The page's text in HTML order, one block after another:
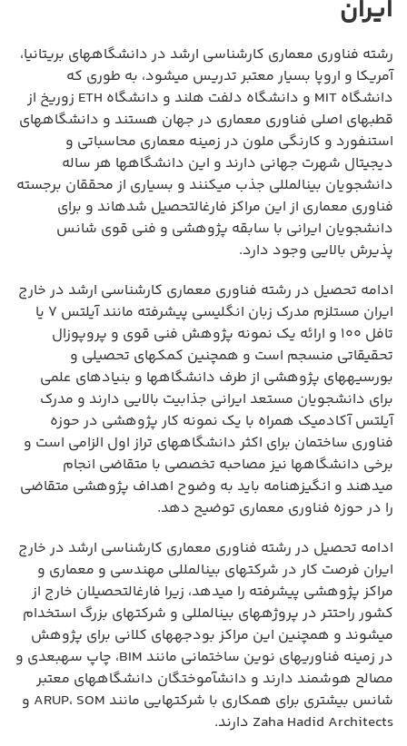
ایران
رشته فناوری معماری کارشناسی ارشد در دانشگاههای بریتانیا،
آمریکا و اروپا بسیار معتبر تدریس میشود، به طوری که
دانشگاه MIT و دانشگاه دلفت هلند و دانشگاه ETH زوریخ از
قطبهای اصلی فناوری معماری در جهان هستند و دانشگاههای
استنفورد و کارنگی ملون در زمینه معماری محاسباتی و
دیجیتال شهرت جهانی دارند و این دانشگاهها هر ساله
دانشجویان بینالمللی جذب میکنند و بسیاری از محققان برجسته
فناوری معماری از این مراکز فارغالتحصیل شدهاند و برای
دانشجویان ایرانی با سابقه پژوهشی و فنی قوی شانس
پذیرش بالایی وجود دارد.
ادامه تحصیل در رشته فناوری معماری کارشناسی ارشد در خارج
ایران مستلزم مدرک زبان انگلیسی پیشرفته مانند آیلتس ۷ یا
تافل ۱۰۰ و ارائه یک نمونه پژوهش فنی قوی و پروپوزال
تحقیقاتی منسجم است و همچنین کمکهای تحصیلی و
بورسیههای پژوهشی از طرف دانشگاهها و بنیادهای علمی
برای دانشجویان مستعد ایرانی جذابیت بالایی دارند و مدرک
آیلتس آکادمیک همراه با یک نمونه کار پژوهشی در حوزه
فناوری ساختمان برای اکثر دانشگاههای تراز اول الزامی است و
برخی دانشگاهها نیز مصاحبه تخصصی با متقاضی انجام
میدهند و انگیزهنامه باید به وضوح اهداف پژوهشی متقاضی
را در حوزه فناوری معماری توضیح دهد.
ادامه تحصیل در رشته فناوری معماری کارشناسی ارشد در خارج
ایران فرصت کار در شرکتهای بینالمللی مهندسی و معماری و
مراکز پژوهشی پیشرفته را میدهد، زیرا فارغالتحصیلان خارج از
کشور راحتتر در پروژههای بینالمللی و شرکتهای بزرگ استخدام
میشوند و همچنین این مراکز بودجههای کلانی برای پژوهش
در زمینه فناوریهای نوین ساختمانی مانند BIM، چاپ سهبعدی و
مصالح هوشمند دارند و دانشآموختگان دانشگاههای معتبر
شانس بیشتری برای همکاری با شرکتهایی مانند ARUP، SOM و
Zaha Hadid Architects دارند.